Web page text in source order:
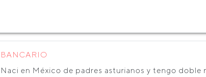
BANCARIO
Naci en México de padres asturianos y tengo doble